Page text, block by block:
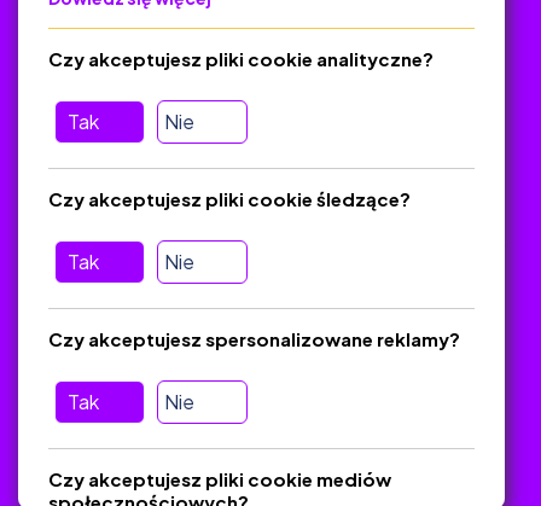
Regulamin
O platformie
Baza materiałów dydaktycznych
Jak zostać autorem
FAQ
Pomoc
wiadomość nie trafiła do folderu SPAM)
Materiały chronione Prawem Autorskim.
Tak Nie
Czy akceptujesz pliki cookie analityczne?
Tak Nie
Czy akceptujesz pliki cookie śledzące?
Tak Nie
Czy akceptujesz spersonalizowane reklamy?
Czy akceptujesz pliki cookie mediów